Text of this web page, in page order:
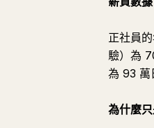
正社員
驗）為
為 93 萬
為什麼